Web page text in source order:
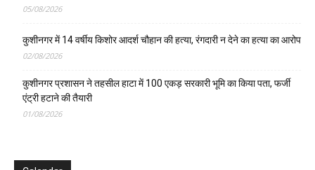
05/08/2026
कुशीनगर में 14 वर्षीय किशोर आदर्श चौहान की हत्या, रंगदारी न देने का हत्या का आरोप
02/08/2026
कुशीनगर प्रशासन ने तहसील हाटा में 100 एकड़ सरकारी भूमि का किया पता, फर्जी
एंट्री हटाने की तैयारी
01/08/2026